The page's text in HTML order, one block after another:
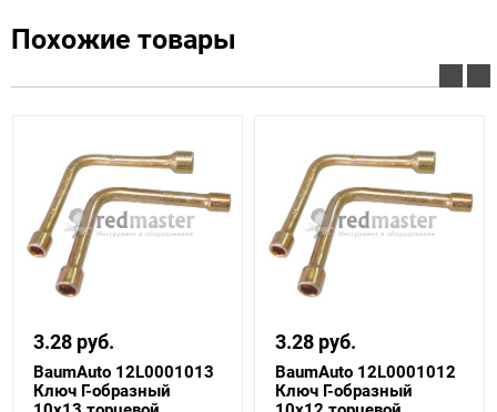
Похожие товары
3.28 руб.
BaumAuto 12L0001013
Ключ Г-образный
3.28 руб.
BaumAuto 12L0001012
Ключ Г-образный